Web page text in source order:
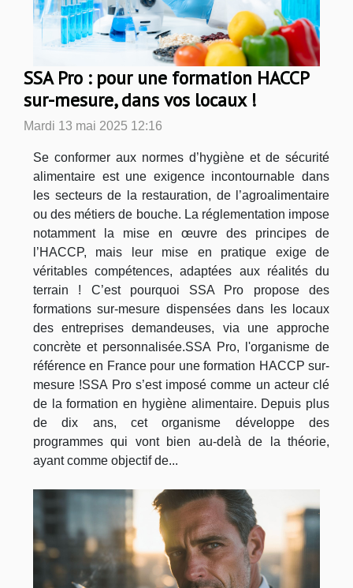
SSA Pro : pour une formation HACCP
sur-mesure, dans vos locaux !
Mardi 13 mai 2025 12:16
Se conformer aux normes d’hygiène et de sécurité
alimentaire est une exigence incontournable dans
les secteurs de la restauration, de l’agroalimentaire
ou des métiers de bouche. La réglementation impose
notamment la mise en œuvre des principes de
l’HACCP, mais leur mise en pratique exige de
véritables compétences, adaptées aux réalités du
terrain ! C’est pourquoi SSA Pro propose des
formations sur-mesure dispensées dans les locaux
des entreprises demandeuses, via une approche
concrète et personnalisée.SSA Pro, l'organisme de
référence en France pour une formation HACCP sur-
mesure !SSA Pro s’est imposé comme un acteur clé
de la formation en hygiène alimentaire. Depuis plus
de dix ans, cet organisme développe des
programmes qui vont bien au-delà de la théorie,
ayant comme objectif de...